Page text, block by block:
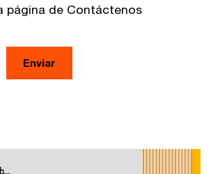
página de Contáctenos
Enviar